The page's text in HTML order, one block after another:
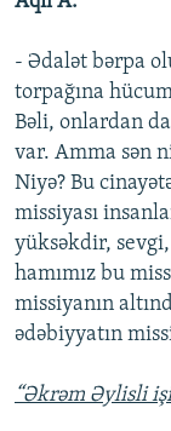
- Ədalət bərpa
torpağına
Bəli, onlardan da
var. Amma sən
Niyə? Bu
missiyası
yüksəkdir, sevgi,
hamımız bu
missiyanın
ədəbiyyatın
“Əkrəm Əylisli